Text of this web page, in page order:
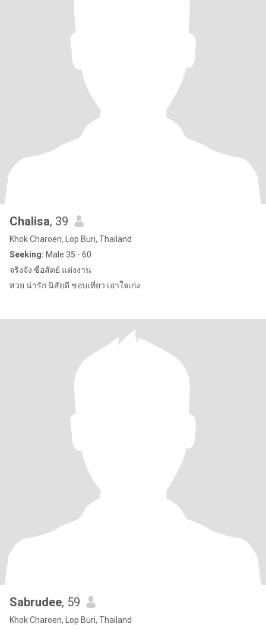
Chalisa, 39
Khok Charoen, Lop Buri, Thailand
Seeking: Male 35 - 60
จริงจัง ซื่อสัตย์ แต่งงาน
สวย น่ารัก นิสัยดี ชอบเที่ยว เอาใจเก่ง
Sabrudee, 59
Khok Charoen, Lop Buri, Thailand